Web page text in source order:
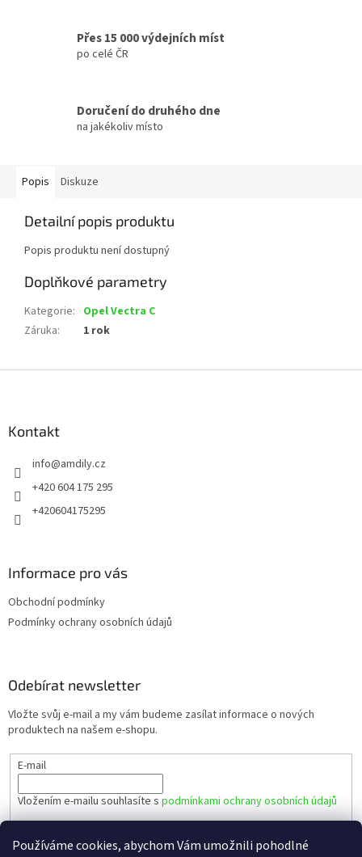
Používáme cookies, abychom Vám umožnili pohodlné
Přes 15 000 výdejních míst
po celé ČR
Doručení do druhého dne
na jakékoliv místo
Popis Diskuze
Detailní popis produktu
Popis produktu není dostupný
Doplňkové parametry
Kategorie: Opel Vectra C
Záruka: 1 rok
Kontakt
info@amdily.cz
+420 604 175 295
+420604175295
Informace pro vás
Obchodní podmínky
Podmínky ochrany osobních údajů
Odebírat newsletter
Vložte svůj e-mail a my vám budeme zasílat informace o nových
produktech na našem e-shopu.
E-mail
Vložením e-mailu souhlasíte s podmínkami ochrany osobních údajů
PŘIHLÁSIT SE